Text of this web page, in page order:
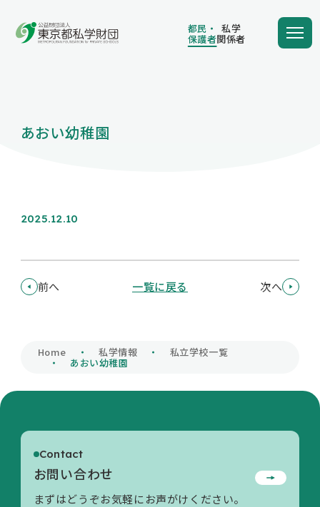
都民・
保護者
私学
関係者
学費を借りる
活動内容/各種資料
あおい幼稚園
2025.12.10
前へ 一覧に戻る 次へ
Home 私学情報 私立学校一覧
あおい幼稚園
Contact
お問い合わせ
まずはどうぞお気軽にお声がけください。